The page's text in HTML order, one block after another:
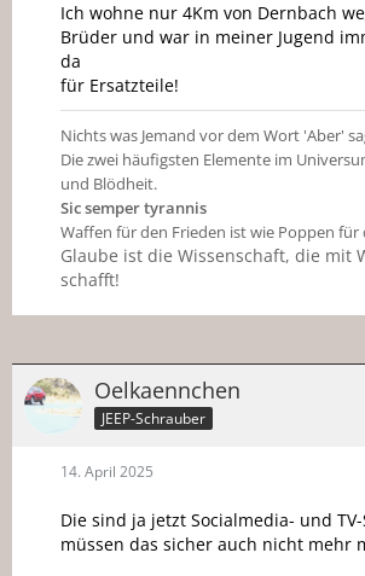
Ich wohne nur 4Km von Dernbach
Brüder und war in meiner Jugend
da
für Ersatzteile!
Nichts was Jemand vor dem Wort 'Aber'
Die zwei häufigsten Elemente im
und Blödheit.
Sic semper tyrannis
Waffen für den Frieden ist wie Poppen für
Glaube ist die Wissenschaft, die mit
schafft!
Oelkaennchen
JEEP-Schrauber
14. April 2025
Die sind ja jetzt Socialmedia- und
müssen das sicher auch nicht mehr